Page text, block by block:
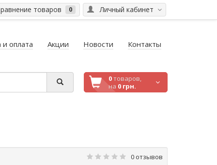
Личный кабинет
товаров 0
и оплата Акции Новости Контакты
0товаров,
на 0 грн.
0 отзывов